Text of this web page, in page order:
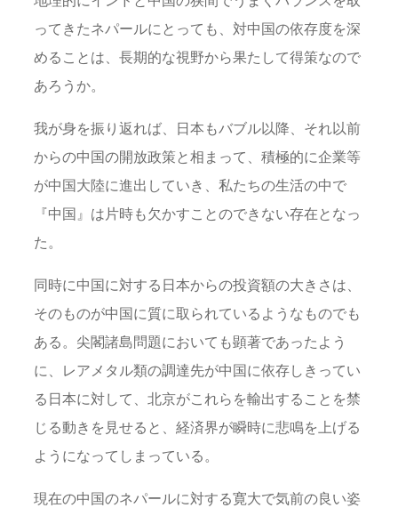
ってきたネパールにとっても、対中国の依存度を深
めることは、長期的な視野から果たして得策なので
あろうか。
我が身を振り返れば、日本もバブル以降、それ以前
からの中国の開放政策と相まって、積極的に企業等
が中国大陸に進出していき、私たちの生活の中で
『中国』は片時も欠かすことのできない存在となっ
た。
同時に中国に対する日本からの投資額の大きさは、
そのものが中国に質に取られているようなものでも
ある。尖閣諸島問題においても顕著であったよう
に、レアメタル類の調達先が中国に依存しきってい
る日本に対して、北京がこれらを輸出することを禁
じる動きを見せると、経済界が瞬時に悲鳴を上げる
ようになってしまっている。
現在の中国のネパールに対する寛大で気前の良い姿